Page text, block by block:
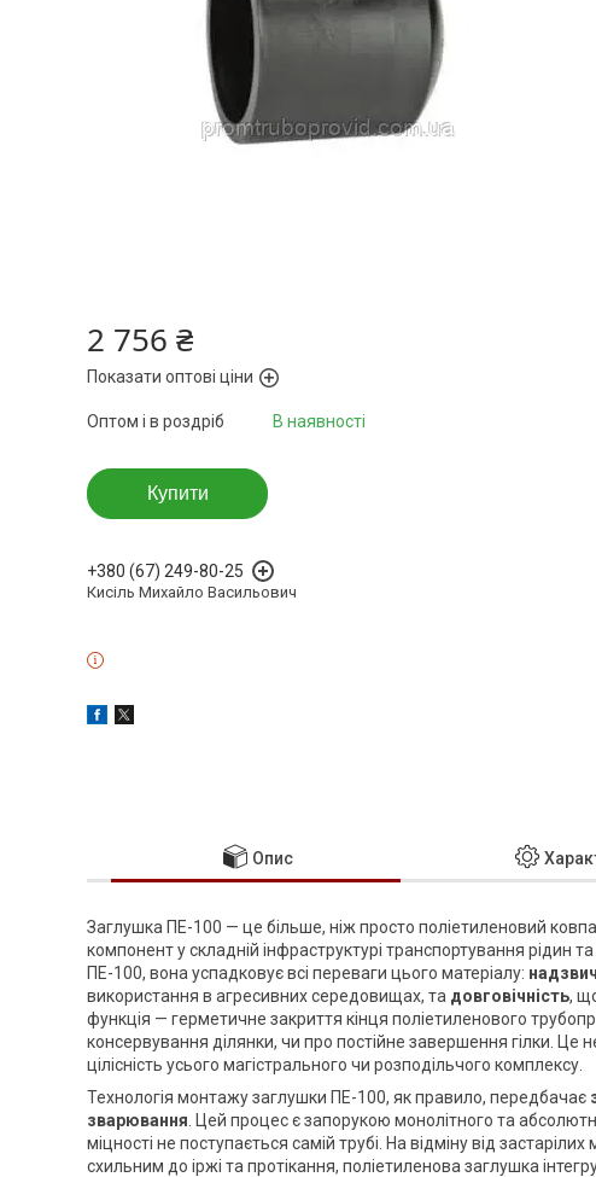
2 756 ₴
Показати оптові ціни
В наявності
Оптом і в роздріб
Купити
+380 (67) 249-80-25
Кисіль Михайло Васильович
Опис
Заглушка ПЕ-100 — це більше, ніж просто поліетиленовий
компонент у складній інфраструктурі транспортування рідин
ПЕ-100, вона успадковує всі переваги цього матеріалу:
використання в агресивних середовищах, та довговічність,
функція — герметичне закриття кінця поліетиленового
консервування ділянки, чи про постійне завершення гілки. Це
цілісність усього магістрального чи розподільчого комплексу.
Технологія монтажу заглушки ПЕ-100, як правило, передбачає
зварювання . Цей процес є запорукою монолітного та
міцності не поступається самій трубі. На відміну від
схильним до іржі та протікання, поліетиленова заглушка